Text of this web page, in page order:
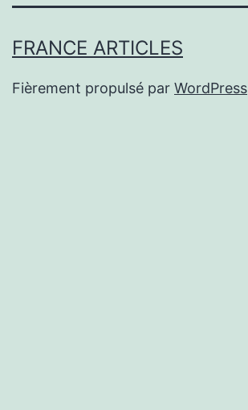
FRANCE ARTICLES
Fièrement propulsé par WordPress